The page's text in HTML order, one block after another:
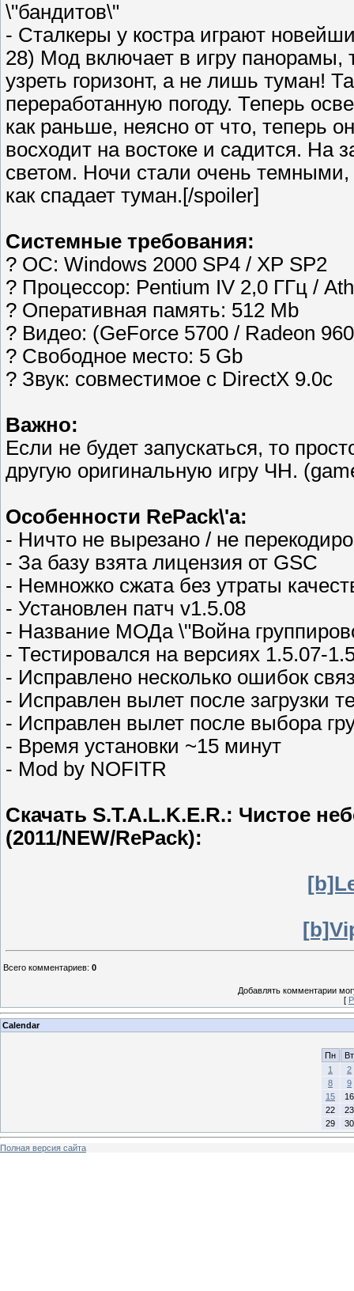
\"бандитов\"
- Сталкеры у костра играют
28) Мод включает в игру панорамы,
узреть горизонт, а не лишь туман!
переработанную погоду. Теперь
как раньше, неясно от что, теперь
восходит на востоке и садится. На
светом. Ночи стали очень
как спадает туман.[/spoiler]
Системные требования:
? ОC: Windows 2000 SP4 / XP SP2
? Процессор: Pentium IV 2,0 ГГц /
? Оперативная память: 512 Мb
? Видео: (GeForce 5700 / Radeon
? Свободное место: 5 Gb
? Звук: совместимое с DirectX 9.0с
Важно:
Если не будет запускаться, то
другую оригинальную игру ЧН.
Особенности RePack\'a:
- Ничто не вырезано / не
- За базу взята лицензия от GSC
- Немножко сжата без утраты
- Установлен патч v1.5.08
- Название МОДа \"Война
- Тестировался на версиях 1.5.07-
- Исправлено несколько ошибок
- Исправлен вылет после загрузки
- Исправлен вылет после выбора
- Время установки ~15 минут
- Mod by NOFITR
Скачать S.T.A.L.K.E.R.: Чистое
(2011/NEW/RePack):
Всего комментариев: 0
Добавлять комментарии
[
Calendar
Пн
Вт
1
2
8
9
15
16
22
23
29
30
Полная версия сайта